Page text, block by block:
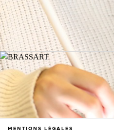
MENTIONS LÉGALES